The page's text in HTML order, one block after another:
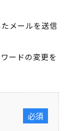
メールを送信
ードの変更を